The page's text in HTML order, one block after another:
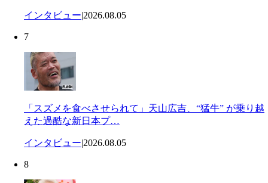
インタビュー|2026.08.05
7
「スズメを食べさせられて」天山広吉、“猛牛” が乗り越
えた過酷な新日本プ…
インタビュー|2026.08.05
8